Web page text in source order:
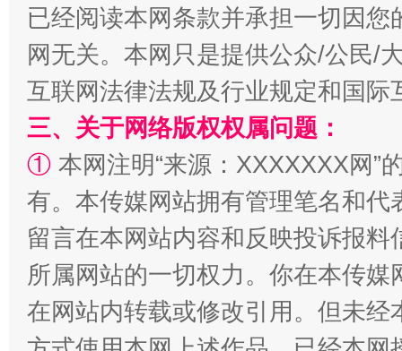
阿坝州三大球赛在茂县开幕 规模
国家大学科技园优化重塑工作
已经阅读本网条款并承担一切因
网无关。本网只是提供公众/公民/
互联网法律法规及行业规定和国
三、关于网络版权权属问题：
① 本网注明“来源：XXXXXXX网”
有。本传媒网站拥有管理笔名和
留言在本网站内容和反映投诉报
所属网站的一切权力。你在本传
在网站内转载或修改引用。但未